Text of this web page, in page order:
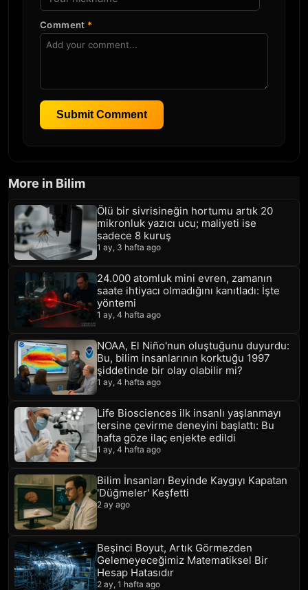
Comment *
Submit Comment
More in Bilim
Ölü bir sivrisineğin hortumu artık 20
mikronluk yazıcı ucu; maliyeti ise
sadece 8 kuruş
1 ay, 3 hafta ago
24.000 atomluk mini evren, zamanın
saate ihtiyacı olmadığını kanıtladı: İşte
yöntemi
1 ay, 4 hafta ago
NOAA, El Niño'nun oluştuğunu duyurdu:
Bu, bilim insanlarının korktuğu 1997
şiddetinde bir olay olabilir mi?
1 ay, 4 hafta ago
Life Biosciences ilk insanlı yaşlanmayı
tersine çevirme deneyini başlattı: Bu
hafta göze ilaç enjekte edildi
1 ay, 4 hafta ago
Bilim İnsanları Beyinde Kaygıyı Kapatan
'Düğmeler' Keşfetti
2 ay ago
Beşinci Boyut, Artık Görmezden
Gelemeyeceğimiz Matematiksel Bir
Hesap Hatasıdır
2 ay, 1 hafta ago